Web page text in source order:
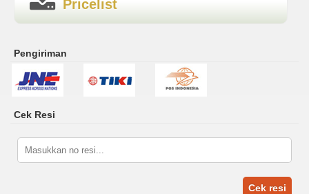
Pricelist
Pengiriman
Cek Resi
Cek resi